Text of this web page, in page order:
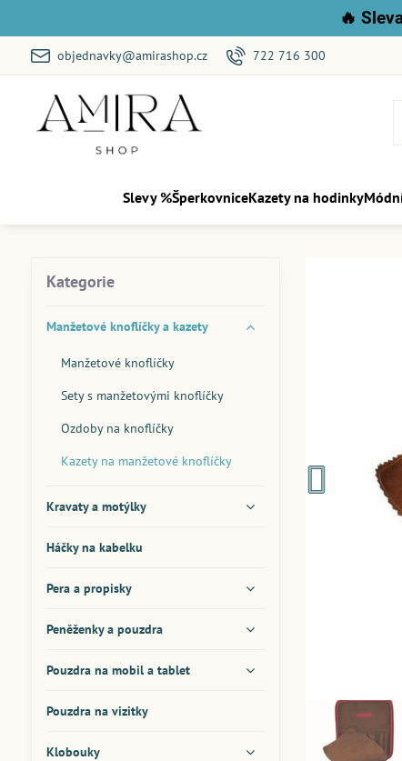
🔥
objednavky@amirashop.cz 722 716 300
Slevy %ŠperkovniceKazety na hodinky
Kategorie
Manžetové knoflíčky a kazety
Manžetové knoflíčky
Sety s manžetovými knoflíčky
Ozdoby na knoflíčky
Kazety na manžetové knoflíčky
Kravaty a motýlky
Háčky na kabelku
Pera a propisky
Peněženky a pouzdra
Pouzdra na mobil a tablet
Pouzdra na vizitky
Klobouky